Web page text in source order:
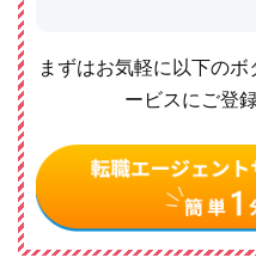
まずはお気軽に以下の
ービスにご登